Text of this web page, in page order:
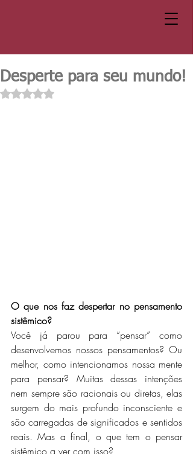
Desperte para seu mundo!
Avaliado com NaN de 5 estrelas.
O que nos faz despertar no pensamento
sistêmico?
Você já parou para “pensar” como
desenvolvemos nossos pensamentos? Ou
melhor, como intencionamos nossa mente
para pensar? Muitas dessas intenções
nem sempre são racionais ou diretas, elas
surgem do mais profundo inconsciente e
são carregadas de significados e sentidos
reais. Mas a final, o que tem o pensar
sistêmico a ver com isso?